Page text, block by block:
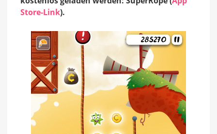
Store-Link).